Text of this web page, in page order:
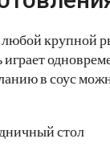
любой крупной
играет
в соус
стол